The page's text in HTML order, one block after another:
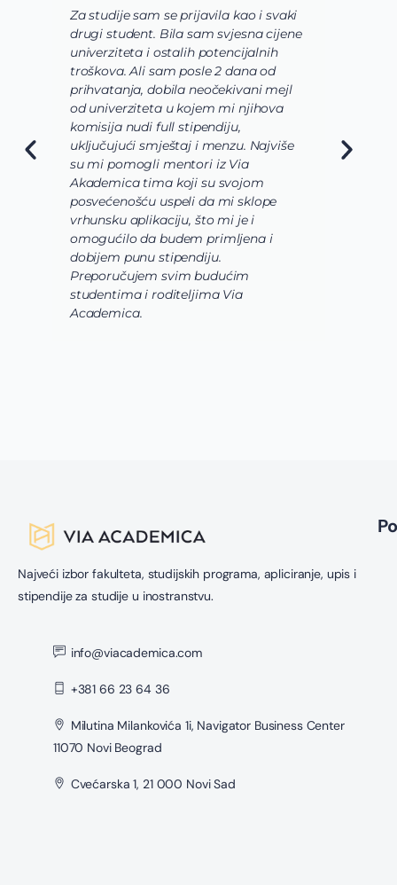
Via tim mi je pre svega pomogao da
shvatim koje polje nauke želim da
usavrsim preko svojih studija i da se
usmerim. Zatim su mi pomogli da
odaberem program koji najviše
odgovara mojim željama i zamislima
o osnovnim studijama koje bi trebalo
da budu veoma raznovrsne, u mom
slučaju da biologija, hemija i
biohemija budu upotpunjene
laboratorijama i radom u
istraživackoj grupi. Takođe, svaki
korak prijave i aplikacije bio je uz
pomoć i podršku celokunog Via
Academica tima.
Najveći izbor fakulteta, studijskih programa, apliciranje, upis i
stipendije za studije u inostranstvu.
info@viacademica.com
+381 66 23 64 36
Milutina Milankovića 1i, Navigator Business Center
11070 Novi Beograd
Cvećarska 1, 21 000 Novi Sad